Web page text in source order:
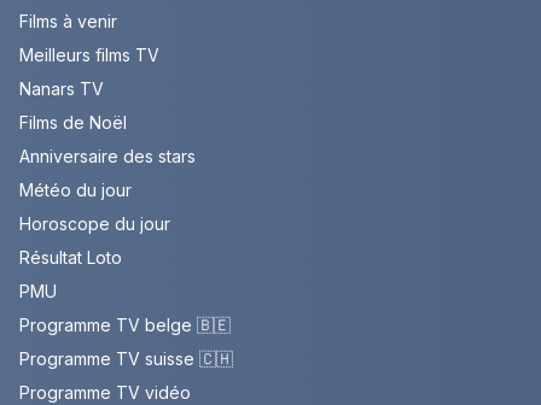
Films à venir
Meilleurs films TV
Nanars TV
Films de Noël
Anniversaire des stars
Météo du jour
Horoscope du jour
Résultat Loto
PMU
Programme TV belge 🇧🇪
Programme TV suisse 🇨🇭
Programme TV vidéo